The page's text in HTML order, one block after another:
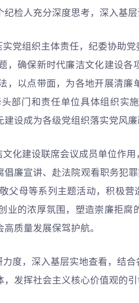
检人充分深度思考，深入基层
党组织主体责任，纪委协助
，确保新时代廉洁文化建设
，以点带面，为各地开展清
部门和责任单位具体组织实
设成为各级党组织落实党风廉
文化建设联席会议成员单位作
廉宣讲、赴法院观看职务犯
父母等系列主题活动，积极
业的浓厚氛围，塑造崇廉拒
质量发展保驾护航。
度，深入基层实地查看，结合
，发挥社会主义核心价值观的